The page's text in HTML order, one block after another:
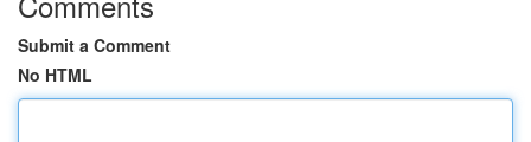
Submit a Comment
No HTML